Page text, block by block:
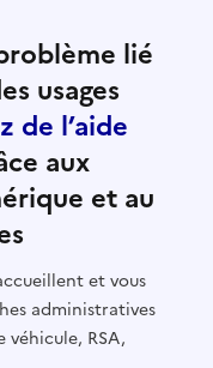
lié
usages
de l’aide
aux
et au
et vous
administratives
RSA,